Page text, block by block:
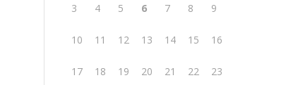
3 4 5 6 7 8 9
10 11 12 13 14 15 16
17 18 19 20 21 22 23